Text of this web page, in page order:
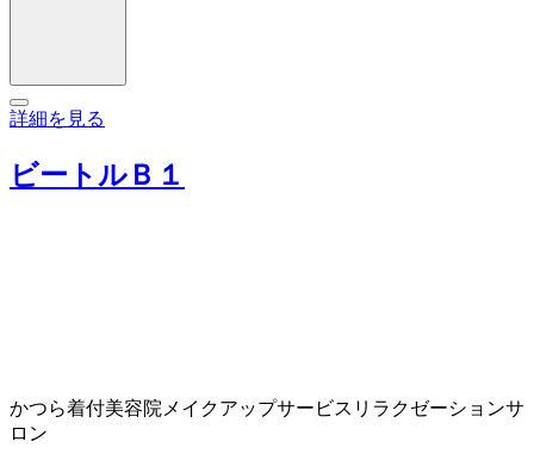
詳細を見る
ビートルＢ１
かつら着付美容院 メイクアップサービス リラクゼーションサ
ロン